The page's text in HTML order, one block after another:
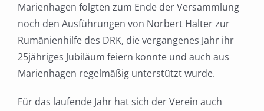
Marienhagen folgten zum Ende der Versammlung
noch den Ausführungen von Norbert Halter zur
Rumänienhilfe des DRK, die vergangenes Jahr ihr
25jähriges Jubiläum feiern konnte und auch aus
Marienhagen regelmäßig unterstützt wurde.
Für das laufende Jahr hat sich der Verein auch